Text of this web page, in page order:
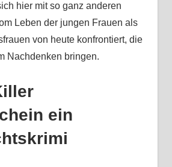
hier mit so ganz anderen
Leben der jungen Frauen als
von heute konfrontiert, die
Nachdenken bringen.
ein